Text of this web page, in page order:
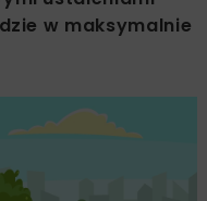
w maksymalnie